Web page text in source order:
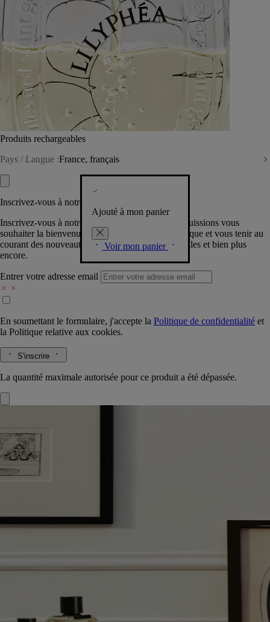
Produits rechargeables
Pays / Langue :France, français
Ajouté à mon panier
Voir mon panier
Inscrivez-vous à notre Newsletter
Inscrivez-vous à notre newsletter pour que nous puissions vous
souhaiter la bienvenue dans la communauté Diptyque et vous tenir au
courant des nouveautés, événements, offres spéciales et bien plus
encore.
Entrer votre adresse email
En soumettant le formulaire, j'accepte la Politique de confidentialité et
la Politique relative aux cookies.
S'inscrire
La quantité maximale autorisée pour ce produit a été dépassée.